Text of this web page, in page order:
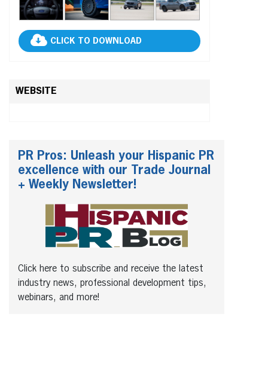
CLICK TO DOWNLOAD
WEBSITE
PR Pros: Unleash your Hispanic PR
excellence with our Trade Journal
+ Weekly Newsletter!
Click here to subscribe and receive the latest
industry news, professional development tips,
webinars, and more!